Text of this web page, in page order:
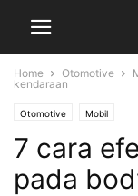
Home Otomotive
kendaraan
Otomotive Mobil
7 cara
pada